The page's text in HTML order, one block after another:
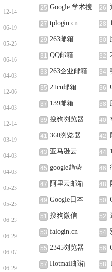
12-14
06-19
05-25
06-16
04-03
12-06
04-03
12-14
03-19
04-03
04-03
05-23
05-25
06-23
06-29
06-07
06-29
25 Google 学术搜
索
26
27 tplogin.cn 28
29 263邮箱 30
31 QQ邮箱 32
33 263企业邮箱 34
35 21cn邮箱 36
长
37 139邮箱 38
39 搜狗浏览器 40
41 360浏览器 42
43 亚马逊云 44
45 google趋势 46
47 阿里云邮箱 48
49 Google日本 50
51 搜狗微信 52
53 falogin.cn 54
55 2345浏览器 56
57 Hotmail邮箱 58